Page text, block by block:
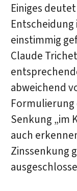
Einiges
Entscheidung
einstimmig
Claude
abweichend
Formulierung
Senkung „im
auch
Zinssenkung